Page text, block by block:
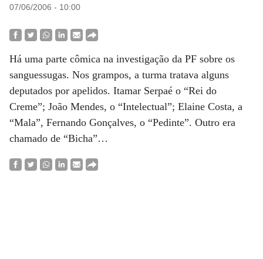
07/06/2006 - 10:00
Há uma parte cômica na investigação da PF sobre os
sanguessugas. Nos grampos, a turma tratava alguns
deputados por apelidos. Itamar Serpaé o “Rei do
Creme”; João Mendes, o “Intelectual”; Elaine Costa, a
“Mala”, Fernando Gonçalves, o “Pedinte”. Outro era
chamado de “Bicha”…